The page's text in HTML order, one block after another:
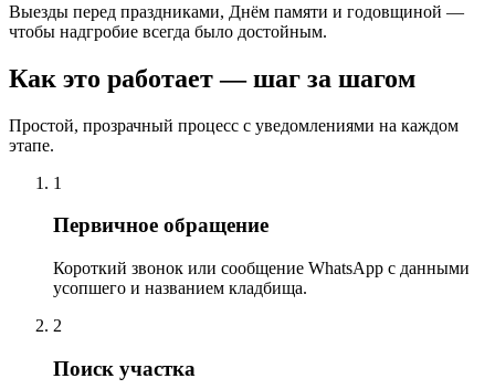
Выезды перед праздниками, Днём памяти и годовщиной —
чтобы надгробие всегда было достойным.
Как это работает — шаг за шагом
Простой, прозрачный процесс с уведомлениями на каждом
этапе.
1
Первичное обращение
Короткий звонок или сообщение WhatsApp с данными
усопшего и названием кладбища.
2
Поиск участка